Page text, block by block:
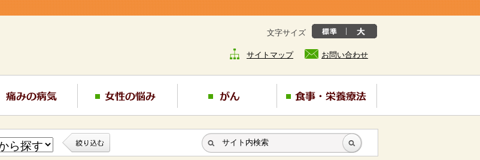
文字サイズ
サイトマップ お問い合わせ